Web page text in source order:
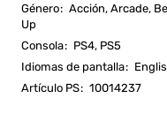
Género: Acción, Arcade,
Up
Consola: PS4, PS5
Idiomas de pantalla:
Artículo PS: 10014237